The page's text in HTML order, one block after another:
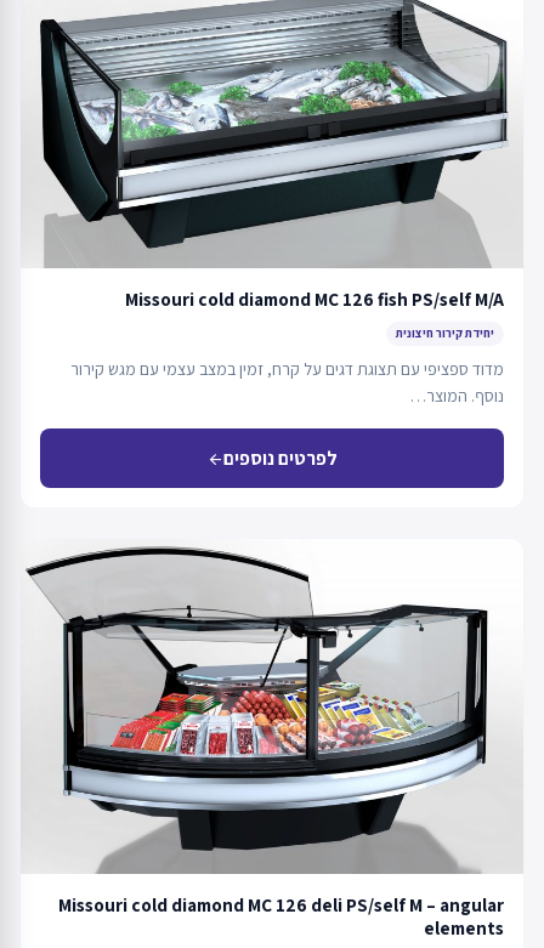
Missouri cold diamond MC 126 fish PS/self M/A
יחידת קירור חיצונית
מדוד ספציפי עם תצוגת דגים על קרח, זמין במצב עצמי עם מגש קירור
נוסף. המוצר…
לפרטים נוספיםarrow_back
Missouri cold diamond MC 126 deli PS/self M – angular
elements